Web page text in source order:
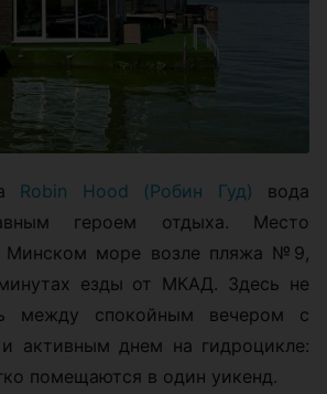
Robin Hood (Робин Гуд) вода
героем отдыха. Место
Минском море возле пляжа №9,
езды от МКАД. Здесь не
между спокойным вечером с
активным днем на гидроцикле:
помещаются в один уикенд.